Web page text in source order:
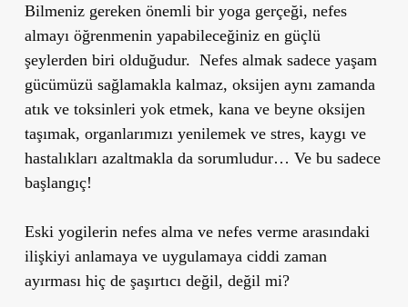
Bilmeniz gereken önemli bir yoga gerçeği, nefes
almayı öğrenmenin yapabileceğiniz en güçlü
şeylerden biri olduğudur. Nefes almak sadece yaşam
gücümüzü sağlamakla kalmaz, oksijen aynı zamanda
atık ve toksinleri yok etmek, kana ve beyne oksijen
taşımak, organlarımızı yenilemek ve stres, kaygı ve
hastalıkları azaltmakla da sorumludur… Ve bu sadece
başlangıç!
Eski yogilerin nefes alma ve nefes verme arasındaki
ilişkiyi anlamaya ve uygulamaya ciddi zaman
ayırması hiç de şaşırtıcı değil, değil mi?